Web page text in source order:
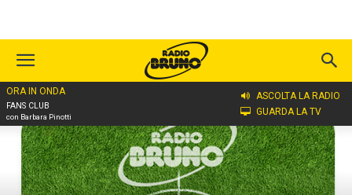
ORA IN ONDA
FANS CLUB
con Barbara Pinotti
ASCOLTA LA RADIO
GUARDA LA TV
Home